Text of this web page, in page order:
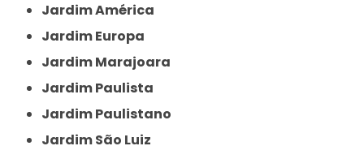
Jardim América
Jardim Europa
Jardim Marajoara
Jardim Paulista
Jardim Paulistano
Jardim São Luiz